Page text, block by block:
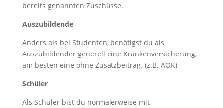
bereits genannten Zuschüsse.
Auszubildende
Anders als bei Studenten, benötigst du als
Auszubildender generell eine Krankenversicherung,
am besten eine ohne Zusatzbeitrag. (z.B. AOK)
Schüler
Als Schüler bist du normalerweise mit